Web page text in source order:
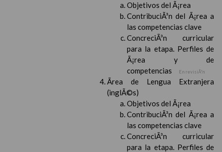
Objetivos del Ã¡rea
ContribuciÃ³n del Ã¡rea a
las competencias clave
ConcreciÃ³n curricular
para la etapa. Perfiles de
Ã¡rea y de
competencias
En revisiÃ³n
Ãrea de Lengua Extranjera
(inglÃ©s)
Objetivos del Ã¡rea
ContribuciÃ³n del Ã¡rea a
las competencias clave
ConcreciÃ³n curricular
para la etapa. Perfiles de